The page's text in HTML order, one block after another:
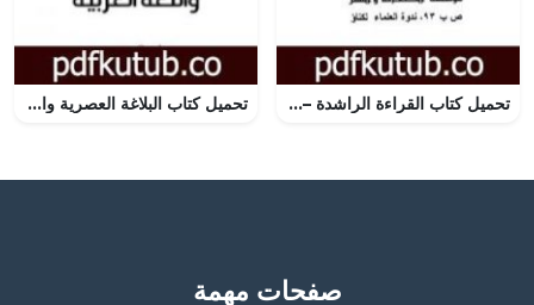
تحميل كتاب القراءة الراشدة – ج 3 PDF تأليف أبو الحسن الندوي مجانا [كامل] تحميل كتاب البلاغة العصرية واللغة العربية PDF تأليف سلامة موسى مجانا [كامل]
صفحات مهمة